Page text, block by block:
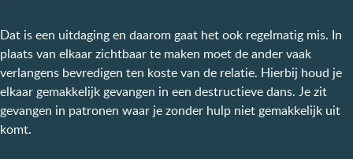
Dat is een uitdaging en daarom gaat het ook regelmatig mis. In
plaats van elkaar zichtbaar te maken moet de ander vaak
verlangens bevredigen ten koste van de relatie. Hierbij houd je
elkaar gemakkelijk gevangen in een destructieve dans. Je zit
gevangen in patronen waar je zonder hulp niet gemakkelijk uit
komt.